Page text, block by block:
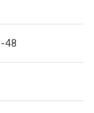
48